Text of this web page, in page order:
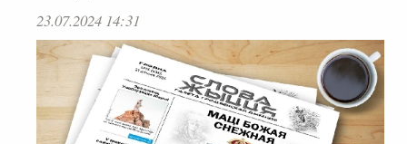
23.07.2024 14:31